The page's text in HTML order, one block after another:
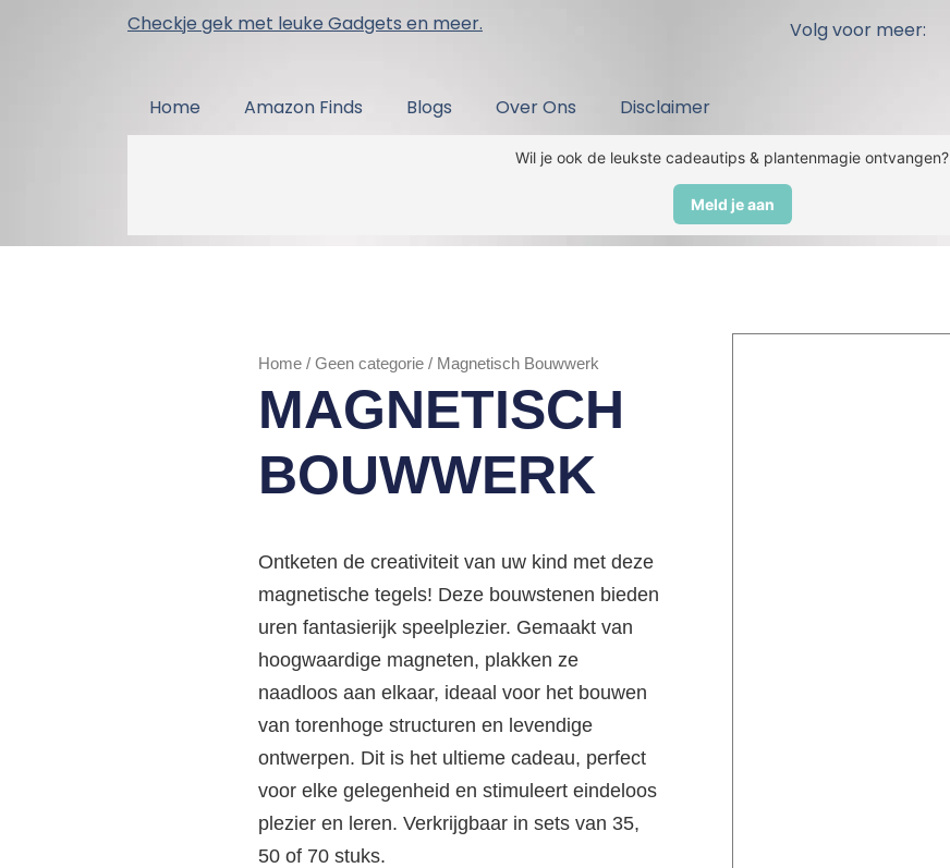
Checkje gek met leuke Gadgets en meer. Volg voor meer:
Home Amazon Finds Blogs Over Ons Disclaimer
Wil je ook de leukste cadeautips & plantenmagie ontvangen?
Meld je aan
Home / Geen categorie / Magnetisch Bouwwerk
MAGNETISCH
BOUWWERK
Ontketen de creativiteit van uw kind met deze
magnetische tegels! Deze bouwstenen bieden
uren fantasierijk speelplezier. Gemaakt van
hoogwaardige magneten, plakken ze
naadloos aan elkaar, ideaal voor het bouwen
van torenhoge structuren en levendige
ontwerpen. Dit is het ultieme cadeau, perfect
voor elke gelegenheid en stimuleert eindeloos
plezier en leren. Verkrijgbaar in sets van 35,
50 of 70 stuks.